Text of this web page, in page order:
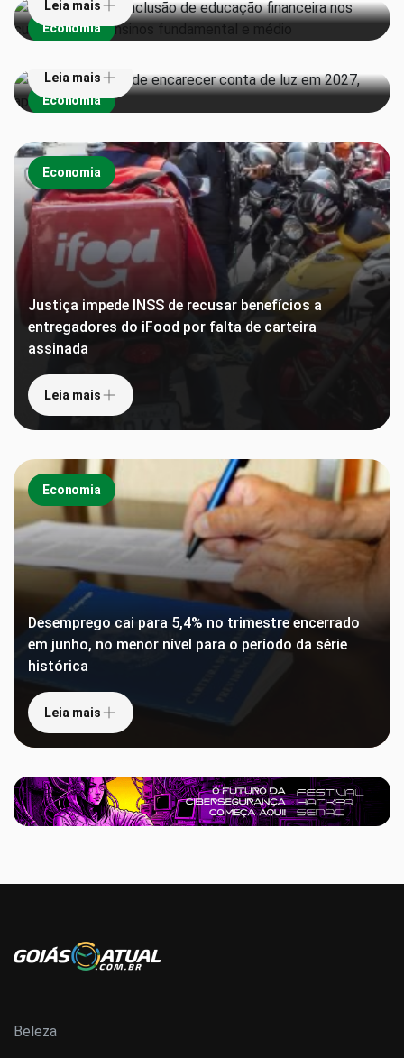
Economia
Leia mais
Economia
Super El Niño pode encarecer conta de luz em 2027,
aponta estudo
Leia mais
Economia
Justiça impede INSS de recusar benefícios a
entregadores do iFood por falta de carteira
assinada
Leia mais
Economia
Desemprego cai para 5,4% no trimestre encerrado
em junho, no menor nível para o período da série
histórica
Leia mais
Beleza